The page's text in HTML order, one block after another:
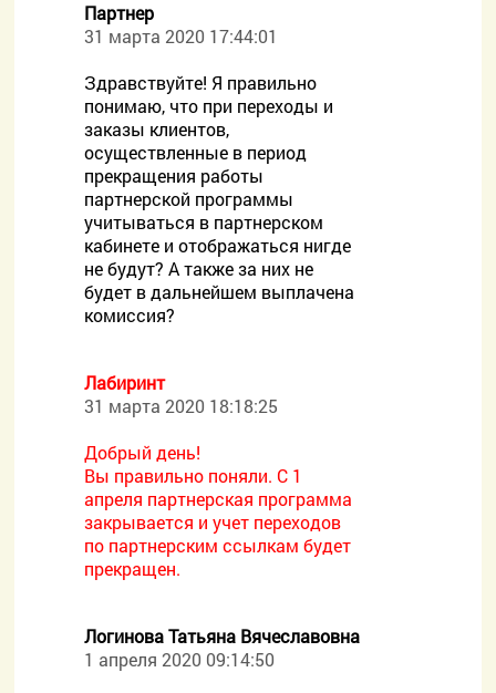
Партнер
31 марта 2020 17:44:01
Здравствуйте! Я правильно
понимаю, что при переходы и
заказы клиентов,
осуществленные в период
прекращения работы
партнерской программы
учитываться в партнерском
кабинете и отображаться нигде
не будут? А также за них не
будет в дальнейшем выплачена
комиссия?
Лабиринт
31 марта 2020 18:18:25
Добрый день!
Вы правильно поняли. С 1
апреля партнерская программа
закрывается и учет переходов
по партнерским ссылкам будет
прекращен.
Логинова Татьяна Вячеславовна
1 апреля 2020 09:14:50